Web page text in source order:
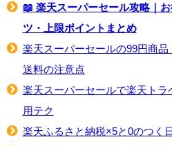
📖 楽天スーパーセール攻略｜
ツ・上限ポイントまとめ
楽天スーパーセールの99円商品
送料の注意点
楽天スーパーセールで楽天ト
用テク
楽天ふるさと納税×5と0のつく